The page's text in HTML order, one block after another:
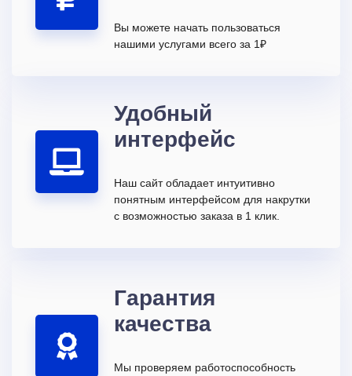
Вы можете начать пользоваться
нашими услугами всего за 1₽
Удобный
интерфейс
Наш сайт обладает интуитивно
понятным интерфейсом для накрутки
с возможностью заказа в 1 клик.
Гарантия
качества
Мы проверяем работоспособность